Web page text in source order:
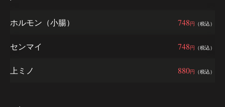
748円 （税込）
ホルモン（小腸）
748円 （税込）
センマイ
880円 （税込）
上ミノ